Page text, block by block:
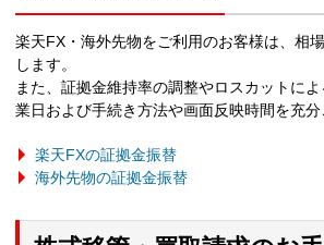
楽天FX・海外先物をご利用のお客様は、相
します。
また、証拠金維持率の調整やロスカットに
業日および手続き方法や画面反映時間を充
楽天FXの証拠金振替
海外先物の証拠金振替